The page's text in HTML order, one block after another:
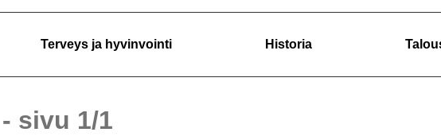
Terveys ja hyvinvointi Historia
- sivu 1/1